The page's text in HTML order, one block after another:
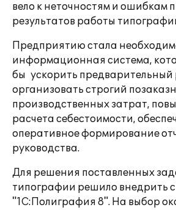
вело к неточностям и ошибкам
результатов работы
Предприятию стала
информационная система,
бы ускорить предварительный
организовать строгий
производственных затрат,
расчета себестоимости,
оперативное формирование
руководства.
Для решения поставленных
типографии решило внедрить
"1С:Полиграфия 8". На выбор